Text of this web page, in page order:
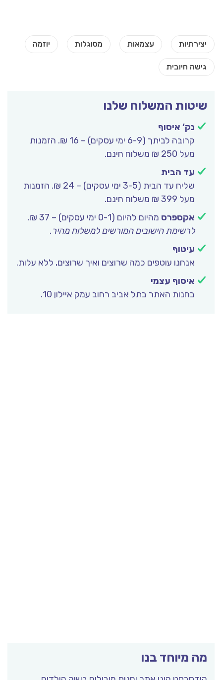
שיטות המשלוח שלנו
נק’ איסוף
קרובה לביתך (6-9 ימי עסקים) – 16 ₪. הזמנות
מעל 250 ₪ משלוח חינם.
עד הבית
שליח עד הבית (3-5 ימי עסקים) – 24 ₪. הזמנות
מעל 399 ₪ משלוח חינם.
אקספרס מהיום להיום (0-1 ימי עסקים) – 37 ₪.
לרשימת הישובים המורשים למשלוח מהיר.
עיטוף
אנחנו עוטפים כמה שרוצים ואיך שרוצים, ללא עלות.
איסוף עצמי
בחנות האתר בתל אביב רחוב עמק איילון 10.
מה מיוחד בנו